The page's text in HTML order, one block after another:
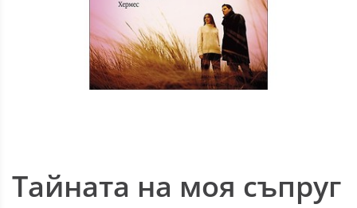
Тайната на моя съпруг